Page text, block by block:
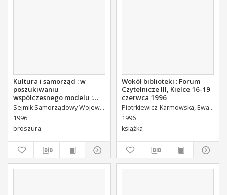
Kultura i samorząd : w
poszukiwaniu
współczesnego modelu :
materiały z konferencji
zorganizowanej z okazji 50-
lecia Biblioteki Publicznej w
Busku w dniu 11.X.1995
Sejmik Samorządowy Województwa Kieleckiego
Wojewódzka
1996
broszura
Wokół biblioteki : Forum
Czytelnicze III, Kielce 16-19
czerwca 1996
Piotrkiewicz-Karmowska, Ewa.
1996
książka